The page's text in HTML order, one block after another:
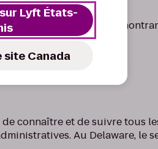
une feuille de route
votre feuille de route
connaître et de suivre tous
Au Delaware, le
Lyft États-
site Canada